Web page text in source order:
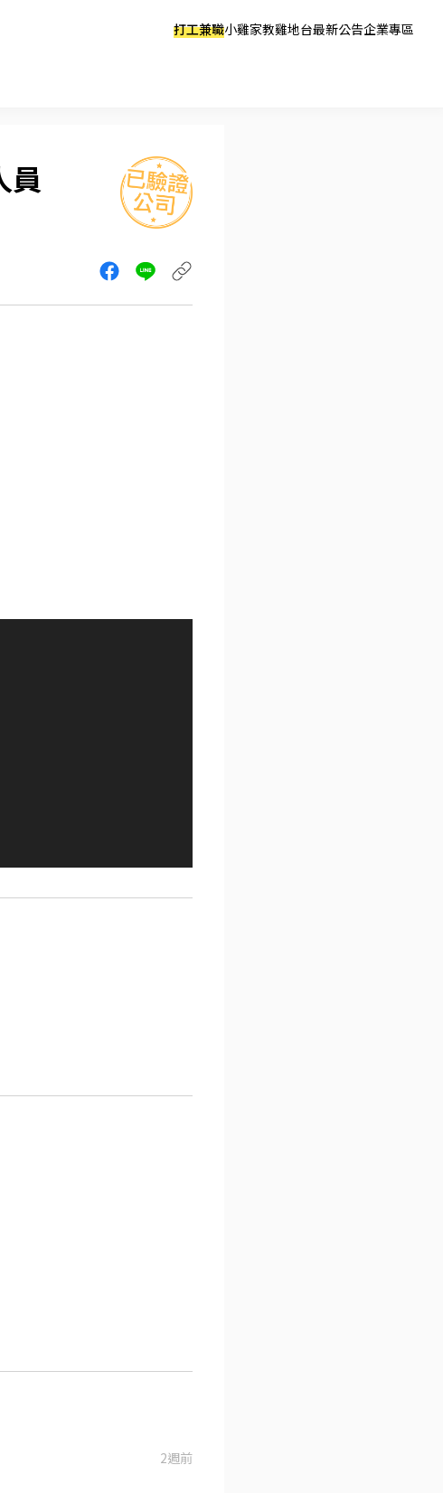
打工兼職小雞家教雞地台最新公告企業專區
員
2週前